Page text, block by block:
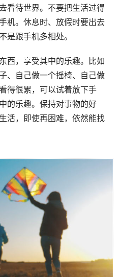
看待世界。不要把生活过得
机。休息时、放假时要出去
是跟手机多相处。
西，享受其中的乐趣。比如
、自己做一个摇椅、自己做
得很累，可以试着放下手
的乐趣。保持对事物的好
活，即使再困难，依然能找